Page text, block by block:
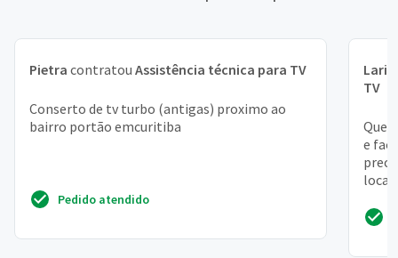
Pietra contratou Assistência técnica para TV
Conserto de tv turbo (antigas) proximo ao
bairro portão emcuritiba
Pedido atendido
TV
e
local